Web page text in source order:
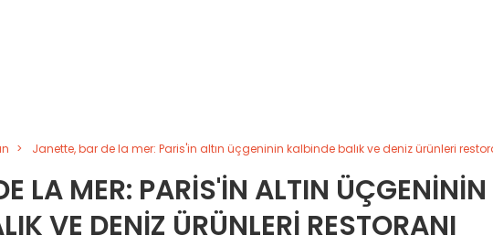
Janette, bar de la mer: Paris'in altın üçgeninin kalbinde balık ve deniz ürünleri
LA MER: PARIS'IN ALTIN ÜÇGENININ
VE DENIZ ÜRÜNLERI RESTORANI